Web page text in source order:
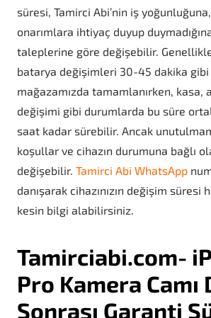
süresi, Tamirci Abi’nin iş
onarımlara ihtiyaç duyup
taleplerine göre değişebilir.
batarya değişimleri 30-45 dakika gibi
mağazamızda tamamlanırken, kasa,
değişimi gibi durumlarda bu süre
saat kadar sürebilir. Ancak
koşullar ve cihazın durumuna bağlı
değişebilir. Tamirci Abi WhatsApp
danışarak cihazınızın değişim süresi
kesin bilgi alabilirsiniz.
Tamirciabi.com-
Pro Kamera Camı
Sonrası Garanti